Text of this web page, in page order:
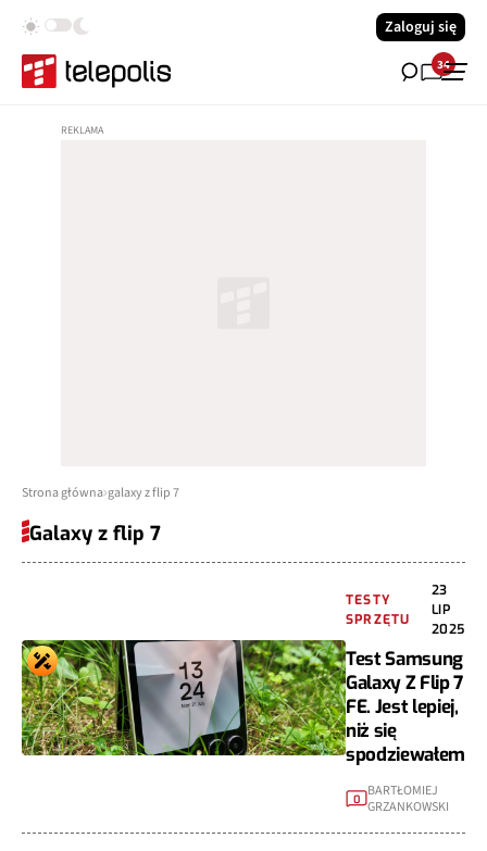
Zaloguj się
34
Strona główna galaxy z flip 7
Galaxy z flip 7
TESTY
SPRZĘTU
23
LIP
2025
Test Samsung
Galaxy Z Flip 7
FE. Jest lepiej,
niż się
spodziewałem
0
BARTŁOMIEJ
GRZANKOWSKI